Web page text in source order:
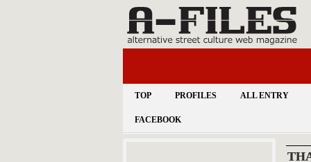
TOP PROFILES ALL ENTRY
FACEBOOK